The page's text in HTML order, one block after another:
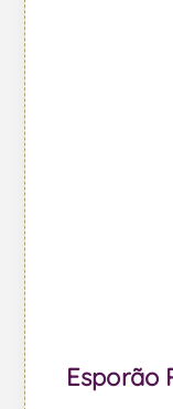
Esporão